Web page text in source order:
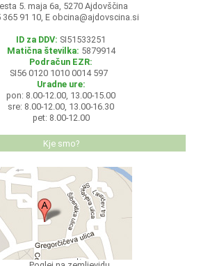
5. maja 6a, 5270 Ajdovščina
365 91 10, E obcina@ajdovscina.si
ID za DDV: SI51533251
Matična številka: 5879914
Podračun EZR:
SI56 0120 1010 0014 597
Uradne ure:
pon: 8.00-12.00, 13.00-15.00
sre: 8.00-12.00, 13.00-16.30
pet: 8.00-12.00
Kje smo?